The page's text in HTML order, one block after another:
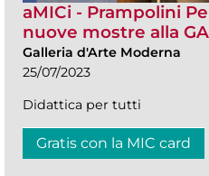
aMICi - Prampolini
nuove mostre alla
Galleria d'Arte Moderna
25/07/2023
Didattica per tutti
Gratis con la MIC card